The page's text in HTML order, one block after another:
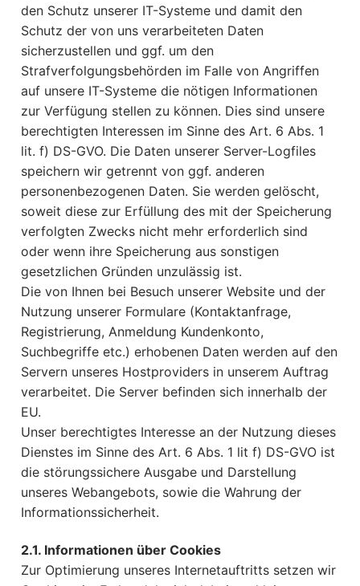
den Schutz unserer IT-Systeme und damit den
Schutz der von uns verarbeiteten Daten
sicherzustellen und ggf. um den
Strafverfolgungsbehörden im Falle von Angriffen
auf unsere IT-Systeme die nötigen Informationen
zur Verfügung stellen zu können. Dies sind unsere
berechtigten Interessen im Sinne des Art. 6 Abs. 1
lit. f) DS-GVO. Die Daten unserer Server-Logfiles
speichern wir getrennt von ggf. anderen
personenbezogenen Daten. Sie werden gelöscht,
soweit diese zur Erfüllung des mit der Speicherung
verfolgten Zwecks nicht mehr erforderlich sind
oder wenn ihre Speicherung aus sonstigen
gesetzlichen Gründen unzulässig ist.
Die von Ihnen bei Besuch unserer Website und der
Nutzung unserer Formulare (Kontaktanfrage,
Registrierung, Anmeldung Kundenkonto,
Suchbegriffe etc.) erhobenen Daten werden auf den
Servern unseres Hostproviders in unserem Auftrag
verarbeitet. Die Server befinden sich innerhalb der
EU.
Unser berechtigtes Interesse an der Nutzung dieses
Dienstes im Sinne des Art. 6 Abs. 1 lit f) DS-GVO ist
die störungssichere Ausgabe und Darstellung
unseres Webangebots, sowie die Wahrung der
Informationssicherheit.
2.1. Informationen über Cookies
Zur Optimierung unseres Internetauftritts setzen wir